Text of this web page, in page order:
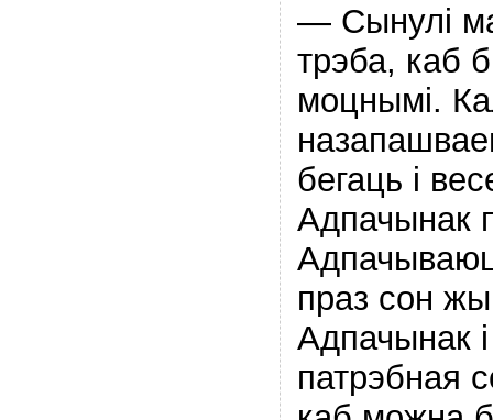
— Сынулі
трэба, каб
моцнымі.
бегаць і
Адпачынак
праз сон
Адпачынак
патрэбная